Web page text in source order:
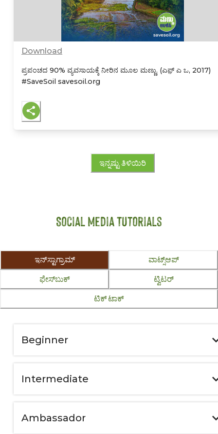
ಪ್ರಪಂಚದ 90% ವ್ಯವಸಾಯಕ್ಕೆ ನೀರಿನ ಮೂಲ ಮಣ್ಣು. (ಎಫ಼್ ಎ ಒ, 2017)
#SaveSoil savesoil.org
Download
ಇನ್ನಷ್ಟು ತಿಳಿಯಿರಿ
Social Media Tutorials
ಇನ್‍ಸ್ಟಾಗ್ರಾಮ್ ವಾಟ್ಸ್ಆಪ್
ಫೇಸ್‍ಬುಕ್ ಟ್ವಿಟರ್
ಟಿಕ್ ಟಾಕ್
Beginner
Intermediate
Ambassador